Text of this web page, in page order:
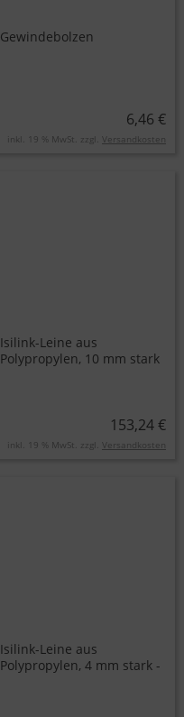
Gewindebolzen
6,46 €
inkl. 19 % MwSt. zzgl. Versandkosten
Isilink-Leine aus
Polypropylen, 10 mm stark
153,24 €
inkl. 19 % MwSt. zzgl. Versandkosten
Isilink-Leine aus
Polypropylen, 4 mm stark -